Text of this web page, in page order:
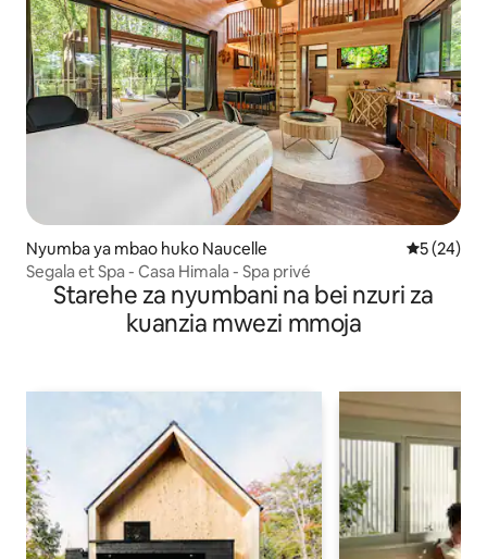
Nyumba ya mbao huko Naucelle Ukadiriaji
5 (24)
Segala et Spa - Casa Himala - Spa privé
Starehe za nyumbani na bei nzuri za
kuanzia mwezi mmoja